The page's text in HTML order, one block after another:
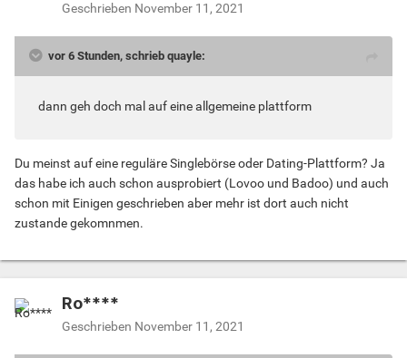
Geschrieben November 11, 2021
vor 6 Stunden, schrieb quayle:
dann geh doch mal auf eine allgemeine plattform
Du meinst auf eine reguläre Singlebörse oder Dating-Plattform? Ja
das habe ich auch schon ausprobiert (Lovoo und Badoo) und auch
schon mit Einigen geschrieben aber mehr ist dort auch nicht
zustande gekomnmen.
Ro****
Geschrieben November 11, 2021